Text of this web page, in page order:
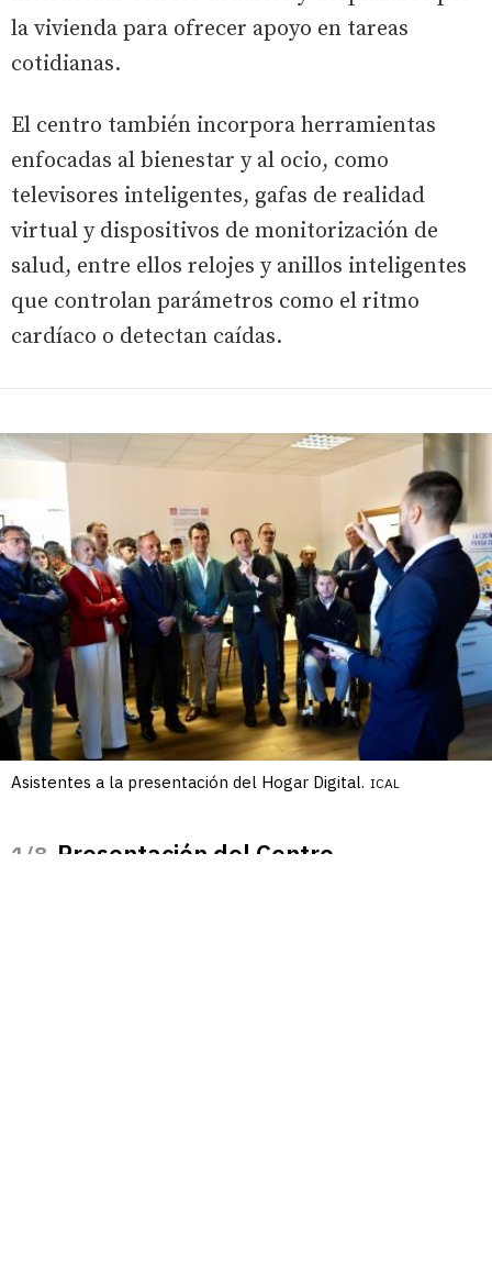
la vivienda para ofrecer apoyo en tareas
cotidianas.
El centro también incorpora herramientas
enfocadas al bienestar y al ocio, como
televisores inteligentes, gafas de realidad
virtual y dispositivos de monitorización de
salud, entre ellos relojes y anillos inteligentes
que controlan parámetros como el ritmo
cardíaco o detectan caídas.
Asistentes a la presentación del Hogar Digital. ICAL
/8 Presentación del Centro